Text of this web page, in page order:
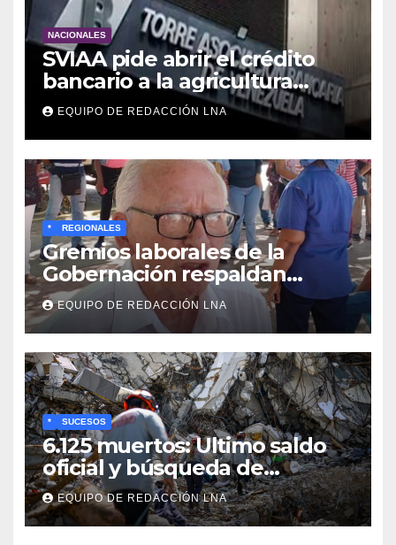
NACIONALES
SVIAA pide abrir el crédito
bancario a la agricultura
familiar en Venezuela
EQUIPO DE REDACCIÓN LNA
* REGIONALES
Gremios laborales de la
Gobernación respaldan
propuesta de Bono
Recreativo de 100 dólares
para jubilados, pensionados y
activos
EQUIPO DE REDACCIÓN LNA
* SUCESOS
6.125 muertos: Ultimo saldo
oficial y búsqueda de
cadáveres continúa entre los
escombros
EQUIPO DE REDACCIÓN LNA